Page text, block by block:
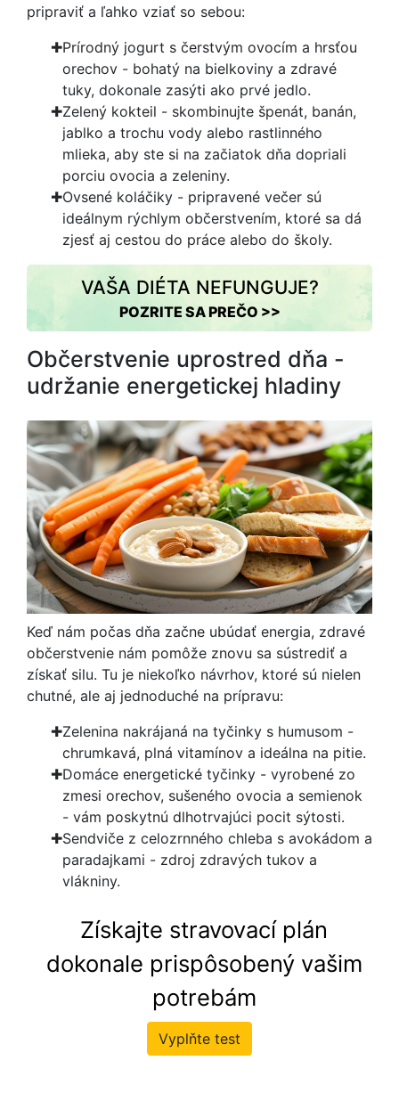
pripraviť a ľahko vziať so sebou:
Prírodný jogurt s čerstvým ovocím a hrsťou
orechov - bohatý na bielkoviny a zdravé
tuky, dokonale zasýti ako prvé jedlo.
Zelený kokteil - skombinujte špenát, banán,
jablko a trochu vody alebo rastlinného
mlieka, aby ste si na začiatok dňa dopriali
porciu ovocia a zeleniny.
Ovsené koláčiky - pripravené večer sú
ideálnym rýchlym občerstvením, ktoré sa dá
zjesť aj cestou do práce alebo do školy.
VAŠA DIÉTA NEFUNGUJE?
POZRITE SA PREČO >>
Občerstvenie uprostred dňa -
udržanie energetickej hladiny
Keď nám počas dňa začne ubúdať energia, zdravé
občerstvenie nám pomôže znovu sa sústrediť a
získať silu. Tu je niekoľko návrhov, ktoré sú nielen
chutné, ale aj jednoduché na prípravu:
Zelenina nakrájaná na tyčinky s humusom -
chrumkavá, plná vitamínov a ideálna na pitie.
Domáce energetické tyčinky - vyrobené zo
zmesi orechov, sušeného ovocia a semienok
- vám poskytnú dlhotrvajúci pocit sýtosti.
Sendviče z celozrnného chleba s avokádom a
paradajkami - zdroj zdravých tukov a
vlákniny.
Získajte stravovací plán
dokonale prispôsobený vašim
potrebám
Vyplňte test